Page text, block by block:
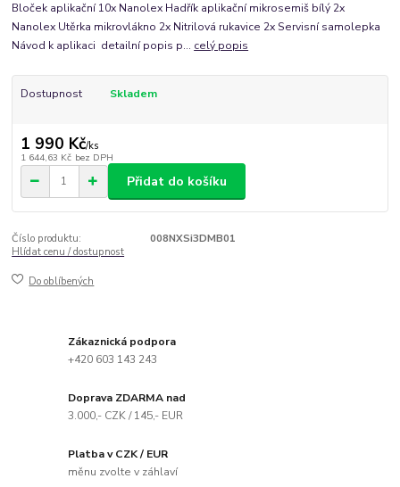
Bloček aplikační 10x Nanolex Hadřík aplikační mikrosemiš bílý 2x
Nanolex Utěrka mikrovlákno 2x Nitrilová rukavice 2x Servisní samolepka
Návod k aplikaci detailní popis p... celý popis
Dostupnost Skladem
1 990 Kč/ks
1 644,63 Kč bez DPH
Přidat do košíku
Číslo produktu:
008NXSi3DMB01
Hlídat cenu / dostupnost
Do oblíbených
Zákaznická podpora
+420 603 143 243
Doprava ZDARMA nad
3.000,- CZK / 145,- EUR
Platba v CZK / EUR
měnu zvolte v záhlaví